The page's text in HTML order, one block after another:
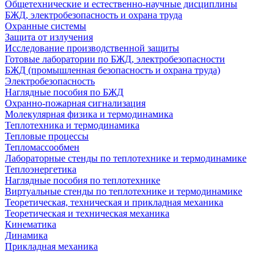
Общетехнические и естественно-научные дисциплины
БЖД, электробезопасность и охрана труда
Охранные системы
Защита от излучения
Исследование производственной защиты
Готовые лаборатории по БЖД, электробезопасности
БЖД (промышленная безопасность и охрана труда)
Электробезопасность
Наглядные пособия по БЖД
Охранно-пожарная сигнализация
Молекулярная физика и термодинамика
Теплотехника и термодинамика
Тепловые процессы
Тепломассообмен
Лабораторные стенды по теплотехнике и термодинамике
Теплоэнергетика
Наглядные пособия по теплотехнике
Виртуальные стенды по теплотехнике и термодинамике
Теоретическая, техническая и прикладная механика
Теоретическая и техническая механика
Кинематика
Динамика
Прикладная механика